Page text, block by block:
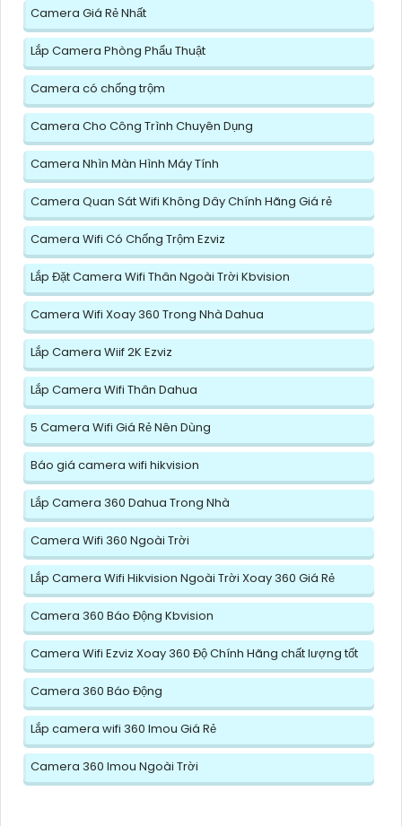
Camera Giá Rẻ Nhất
Lắp Camera Phòng Phẩu Thuật
Camera có chống trộm
Camera Cho Công Trình Chuyên Dụng
Camera Nhìn Màn Hình Máy Tính
Camera Quan Sát Wifi Không Dây Chính Hãng Giá rẻ
Camera Wifi Có Chống Trộm Ezviz
Lắp Đặt Camera Wifi Thân Ngoài Trời Kbvision
Camera Wifi Xoay 360 Trong Nhà Dahua
Lắp Camera Wiif 2K Ezviz
Lắp Camera Wifi Thân Dahua
5 Camera Wifi Giá Rẻ Nên Dùng
Báo giá camera wifi hikvision
Lắp Camera 360 Dahua Trong Nhà
Camera Wifi 360 Ngoài Trời
Lắp Camera Wifi Hikvision Ngoài Trời Xoay 360 Giá Rẻ
Camera 360 Báo Động Kbvision
Camera Wifi Ezviz Xoay 360 Độ Chính Hãng chất lượng tốt
Camera 360 Báo Động
Lắp camera wifi 360 Imou Giá Rẻ
Camera 360 Imou Ngoài Trời